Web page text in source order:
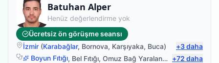
Batuhan Alper
Fizyoterapist
Henüz değerlendirme yok
Ücretsiz ön görüşme seansı
İzmir (Karabağlar, Bornova, Karşıyaka, Buca) +3daha
Boyun Fıtığı, Bel Fıtığı, Omuz Bağ Yaralanması ,Protez
+72 daha